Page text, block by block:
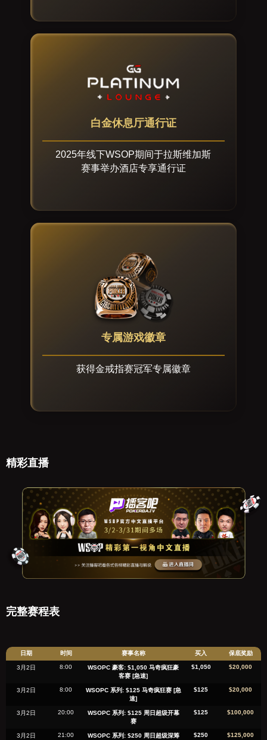
白金休息厅通行证
2025年线下WSOP期间于拉斯维加斯
赛事举办酒店专享通行证
专属游戏徽章
获得金戒指赛冠军专属徽章
精彩直播
完整赛程表
日期 时间 赛事名称 买入 保底奖励
3月2日 8:00
WSOPC 豪客: $1,050 马奇疯狂豪
客赛 [急速]
$1,050 $20,000
3月2日 8:00
WSOPC 系列: $125 马奇疯狂赛 [急
速]
$125 $20,000
3月2日 20:00
WSOPC 系列: $125 周日超级开幕
赛
$125 $100,000
3月2日 21:00
WSOPC 系列: $250 周日超级深筹
$250 $125,000